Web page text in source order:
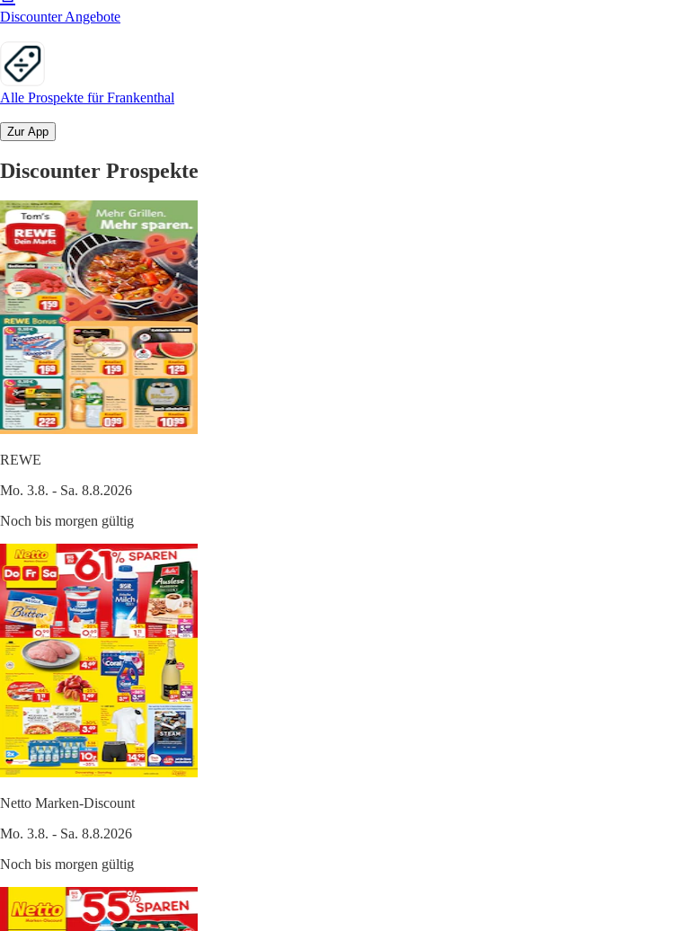
Discounter Angebote
Alle Prospekte für Frankenthal
Zur App
Discounter Prospekte
REWE
Mo. 3.8. - Sa. 8.8.2026
Noch bis morgen gültig
Netto Marken-Discount
Mo. 3.8. - Sa. 8.8.2026
Noch bis morgen gültig